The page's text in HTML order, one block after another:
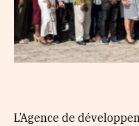
L’Agence de